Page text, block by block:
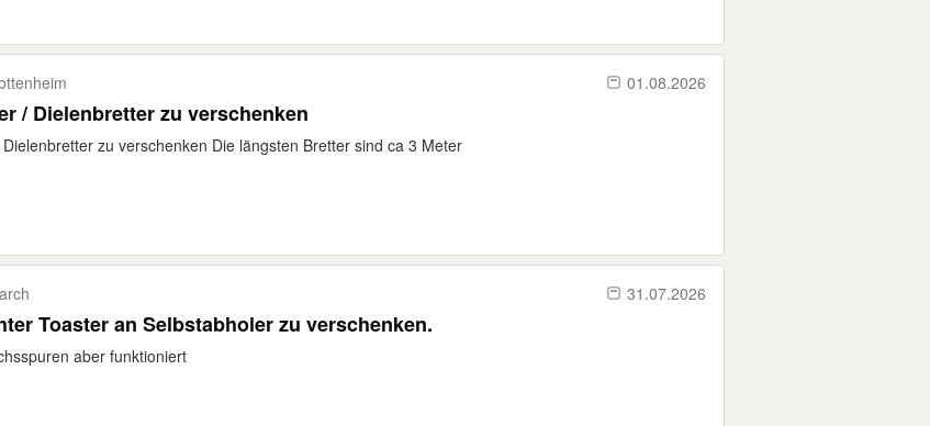
01.08.2026
/ Dielenbretter zu verschenken
zu verschenken Die längsten Bretter sind ca 3 Meter
31.07.2026
Toaster an Selbstabholer zu verschenken.
aber funktioniert